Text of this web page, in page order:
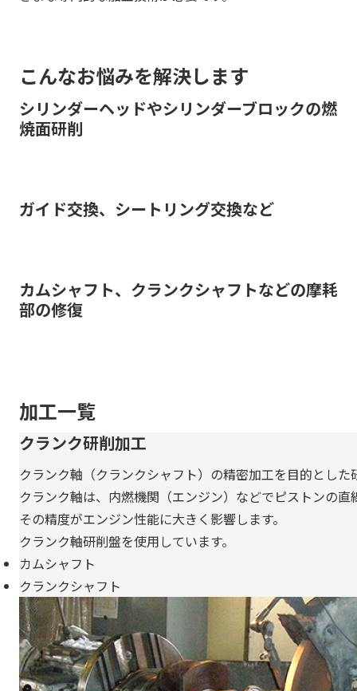
こんなお悩みを解決します
シリンダーヘッドやシリンダーブロックの燃
焼面研削
ガイド交換、シートリング交換など
カムシャフト、クランクシャフトなどの摩耗
部の修復
加工一覧
クランク研削加工
クランク軸（クランクシャフト）の精密加工を目的とした
クランク軸は、内燃機関（エンジン）などでピストンの
その精度がエンジン性能に大きく影響します。
クランク軸研削盤を使用しています。
カムシャフト
クランクシャフト